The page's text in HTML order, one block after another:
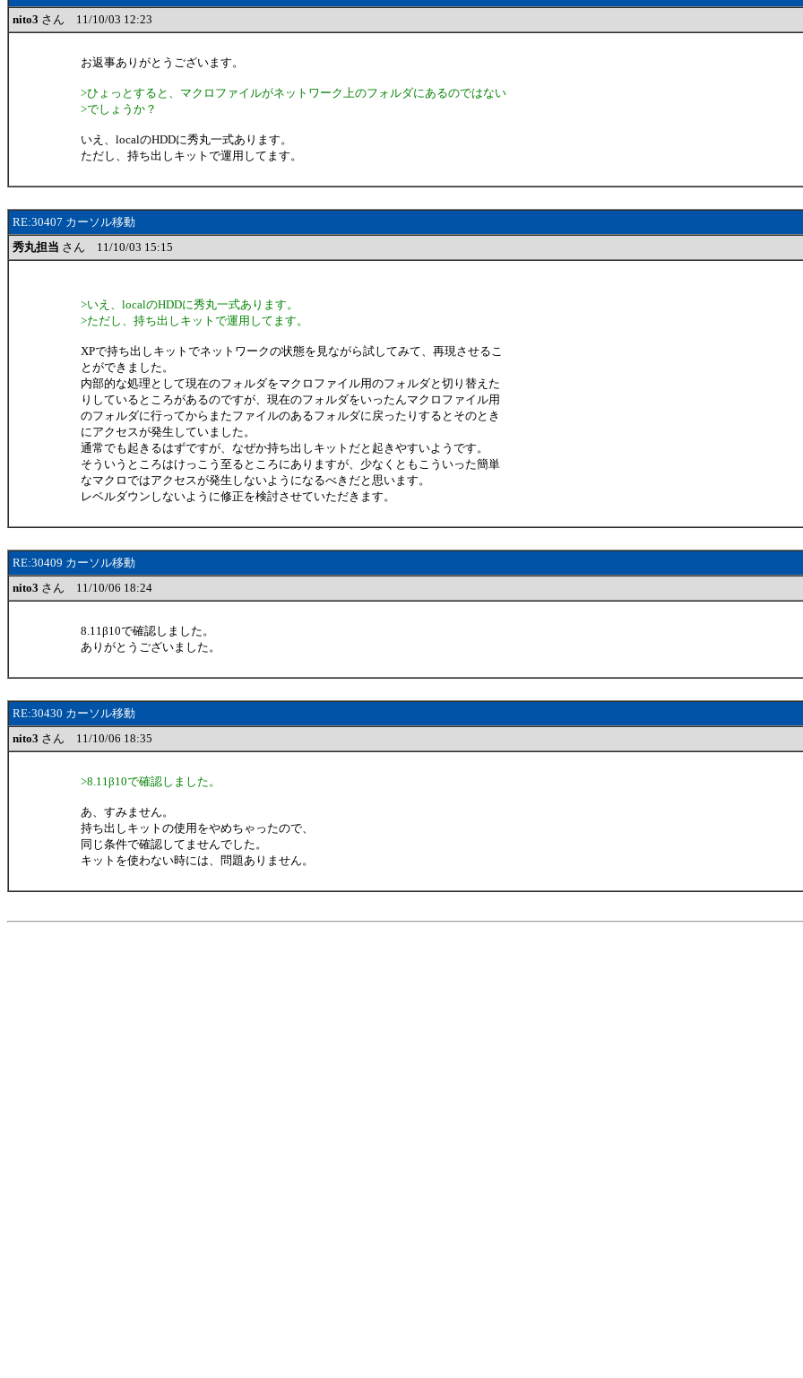
nito3 さん 11/10/03 12:23
お返事ありがとうございます。
>ひょっとすると、マクロファイルがネットワーク上のフォルダにあるのではない
>でしょうか？
いえ、localのHDDに秀丸一式あります。
ただし、持ち出しキットで運用してます。
RE:30407 カーソル移動
秀丸担当 さん 11/10/03 15:15
>いえ、localのHDDに秀丸一式あります。
>ただし、持ち出しキットで運用してます。
XPで持ち出しキットでネットワークの状態を見ながら試してみて、再現させるこ
とができました。
内部的な処理として現在のフォルダをマクロファイル用のフォルダと切り替えた
りしているところがあるのですが、現在のフォルダをいったんマクロファイル用
のフォルダに行ってからまたファイルのあるフォルダに戻ったりするとそのとき
にアクセスが発生していました。
通常でも起きるはずですが、なぜか持ち出しキットだと起きやすいようです。
そういうところはけっこう至るところにありますが、少なくともこういった簡単
なマクロではアクセスが発生しないようになるべきだと思います。
レベルダウンしないように修正を検討させていただきます。
RE:30409 カーソル移動
nito3 さん 11/10/06 18:24
8.11β10で確認しました。
ありがとうございました。
RE:30430 カーソル移動
nito3 さん 11/10/06 18:35
>8.11β10で確認しました。
あ、すみません。
持ち出しキットの使用をやめちゃったので、
同じ条件で確認してませんでした。
キットを使わない時には、問題ありません。